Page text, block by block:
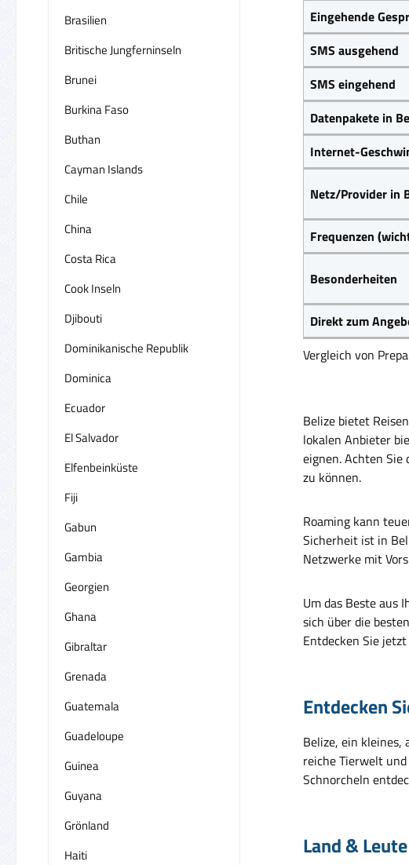
Brasilien
Britische Jungferninseln
Brunei
Burkina Faso
Buthan
Cayman Islands
Chile
China
Costa Rica
Cook Inseln
Djibouti
Dominikanische Republik
Dominica
Ecuador
El Salvador
Elfenbeinküste
Fiji
Gabun
Gambia
Georgien
Ghana
Gibraltar
Grenada
Guatemala
Guadeloupe
Guinea
Guyana
Grönland
Haiti
Vergleich von
Eingehende
SMS ausgehend
SMS eingehend
Datenpakete in
Internet-
Netz/Provider in
Frequenzen
Besonderheiten
Direkt zum
Belize bietet
lokalen Anbieter
eignen. Achten
zu können.
Roaming kann
Sicherheit ist in
Netzwerke mit
Um das Beste aus
sich über die
Entdecken Sie
Entdecken
Belize, ein kleines,
reiche Tierwelt
Schnorcheln
Land & Leute